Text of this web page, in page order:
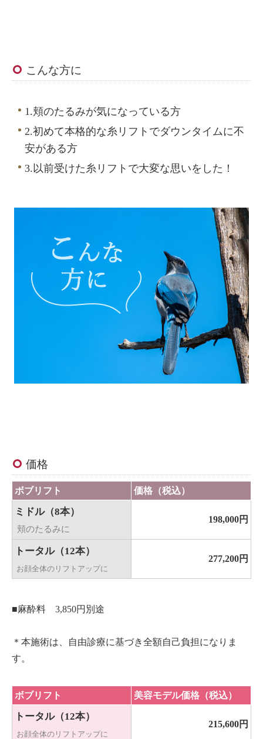
こんな方に
1.頬のたるみが気になっている方
2.初めて本格的な糸リフトでダウンタイムに不
安がある方
3.以前受けた糸リフトで大変な思いをした！
価格
ボブリフト 価格（税込）
ミドル（8本）
頬のたるみに
198,000円
トータル（12本）
お顔全体のリフトアップに
277,200円
■麻酔料 3,850円別途
＊本施術は、自由診療に基づき全額自己負担になりま
す。
ボブリフト 美容モデル価格（税込）
トータル（12本）
お顔全体のリフトアップに
215,600円